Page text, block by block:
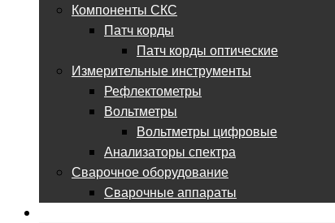
Компоненты СКС
Патч корды
Патч корды оптические
Измерительные инструменты
Рефлектометры
Вольтметры
Вольтметры цифровые
Анализаторы спектра
Сварочное оборудование
Сварочные аппараты